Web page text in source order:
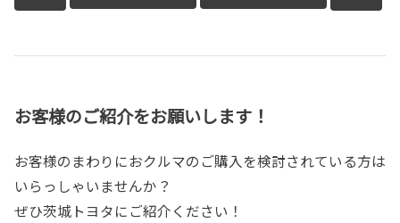
お客様のご紹介をお願いします！
お客様のまわりにおクルマのご購入を検討されている方は
いらっしゃいませんか？
ぜひ茨城トヨタにご紹介ください！